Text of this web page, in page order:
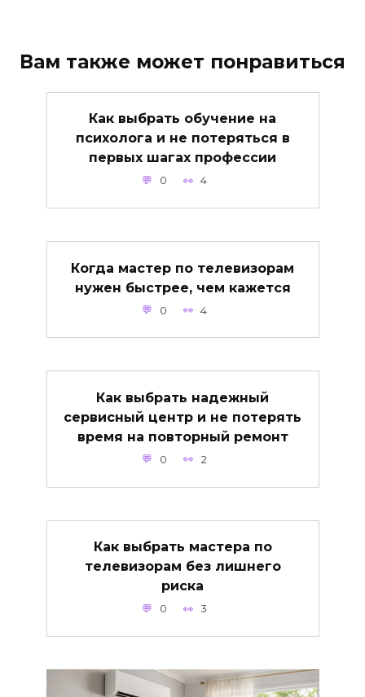
Вам также может понравиться
Как выбрать обучение на
психолога и не потеряться в
первых шагах профессии
0 4
Когда мастер по телевизорам
нужен быстрее, чем кажется
0 4
Как выбрать надежный
сервисный центр и не потерять
время на повторный ремонт
0 2
Как выбрать мастера по
телевизорам без лишнего
риска
0 3